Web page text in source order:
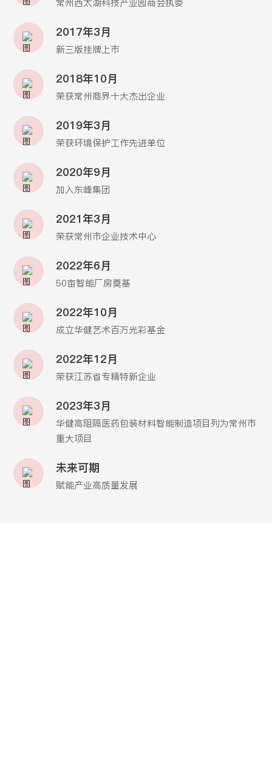
常州西太湖科技产业园商会执委
2017年3月
新三版挂牌上市
2018年10月
荣获常州商界十大杰出企业
2019年3月
荣获环境保护工作先进单位
2020年9月
加入东峰集团
2021年3月
荣获常州市企业技术中心
2022年6月
50亩智能厂房奠基
2022年10月
成立华健艺术百万光彩基金
2022年12月
荣获江苏省专精特新企业
2023年3月
华健高阻隔医药包装材料智能制造项目列为常州市
重大项目
未来可期
赋能产业高质量发展